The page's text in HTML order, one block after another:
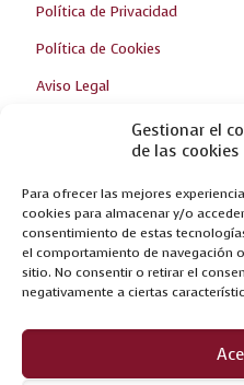
Gestionar el
de las cookies
Para ofrecer las mejores
cookies para almacenar y/o
consentimiento de estas
el comportamiento de navegación
sitio. No consentir o retirar el
negativamente a ciertas
Política de Privacidad
Política de Cookies
Aviso Legal
Ultimas Noticias
¡TE ESPERAMOS EN LA
NUEVAS CREACIONES EN
OPTIMUM, FRUTO DE LA